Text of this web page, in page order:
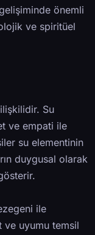
önemli
ve spiritüel
Su
ve empati ile
su elementinin
duygusal olarak
ile
ve uyumu temsil